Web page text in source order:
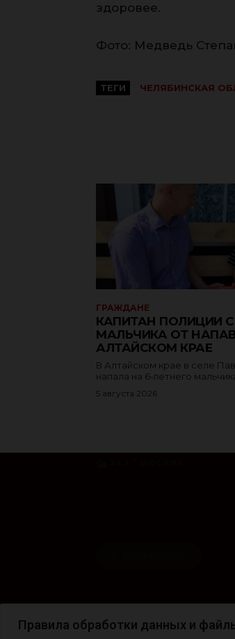
Правила обработки данных и
здоровее.
Фото: Медведь
ТЕГИ ЧЕЛЯБИНСКАЯ
ГРАЖДАНЕ
КАПИТАН ПОЛИЦИИ
МАЛЬЧИКА ОТ
АЛТАЙСКОМ КРАЕ
В Алтайском крае в селе
напала на 6‑летнего
5 августа 2026